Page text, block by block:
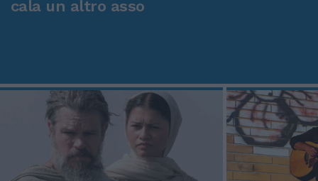
cala un altro asso